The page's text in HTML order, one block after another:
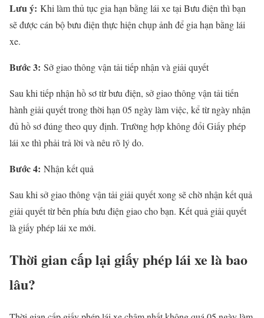
Lưu ý: Khi làm thủ tục gia hạn bằng lái xe tại Bưu điện thì bạn
sẽ được cán bộ bưu điện thực hiện chụp ảnh để gia hạn bằng lái
xe.
Bước 3: Sở giao thông vận tải tiếp nhận và giải quyết
Sau khi tiếp nhận hồ sơ từ bưu điện, sở giao thông vận tải tiến
hành giải quyết trong thời hạn 05 ngày làm việc, kể từ ngày nhận
đủ hồ sơ đúng theo quy định. Trường hợp không đổi Giấy phép
lái xe thì phải trả lời và nêu rõ lý do.
Bước 4: Nhận kết quả
Sau khi sở giao thông vận tải giải quyết xong sẽ chờ nhận kết quả
giải quyết từ bên phía bưu điện giao cho bạn. Kết quả giải quyết
là giấy phép lái xe mới.
Thời gian cấp lại giấy phép lái xe là bao
lâu?